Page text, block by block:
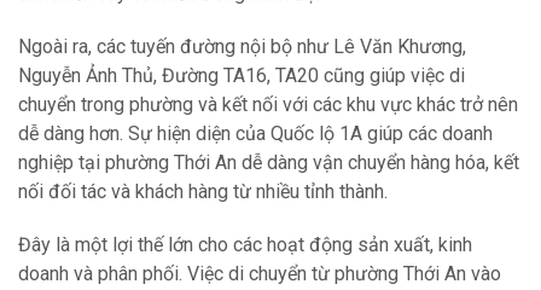
Ngoài ra, các tuyến đường nội bộ như Lê Văn Khương,
Nguyễn Ảnh Thủ, Đường TA16, TA20 cũng giúp việc di
chuyển trong phường và kết nối với các khu vực khác trở nên
dễ dàng hơn. Sự hiện diện của Quốc lộ 1A giúp các doanh
nghiệp tại phường Thới An dễ dàng vận chuyển hàng hóa, kết
nối đối tác và khách hàng từ nhiều tỉnh thành.
Đây là một lợi thế lớn cho các hoạt động sản xuất, kinh
doanh và phân phối. Việc di chuyển từ phường Thới An vào